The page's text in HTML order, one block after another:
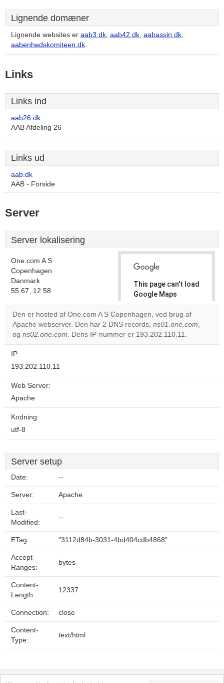
Lignende domæner
Lignende websites er aab3.dk, aab42.dk, aabassin.dk,
aabenhedskomiteen.dk.
Links
Links ind
aab26.dk
AAB Afdeling 26
Links ud
aab.dk
AAB - Forside
Server
Server lokalisering
One.com A S
Copenhagen
Danmark
55.67, 12.58
This page can't load
Google Maps
correctly.
Do you
own this
Den er hosted af One.com A S Copenhagen, ved brug af
Apache webserver. Den har 2 DNS records, ns01.one.com,
og ns02.one.com. Dens IP-nummer er 193.202.110.11.
IP:
193.202.110.11
Web Server:
Apache
Kodning:
utf-8
Server setup
Date: --
Server: Apache
Last-
Modified:
--
ETag: "3112d84b-3031-4bd404cdb4868"
Accept-
Ranges:
bytes
Content-
Length:
12337
Connection: close
Content-
Type:
text/html